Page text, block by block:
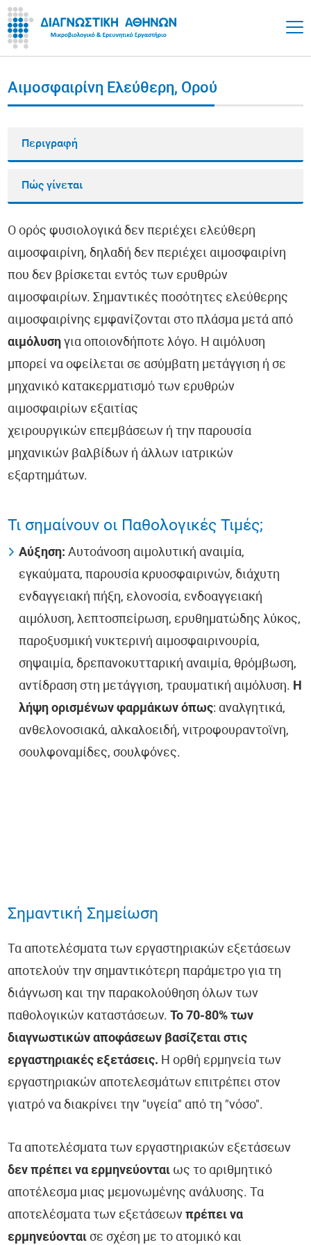
Αιμοσφαιρίνη Ελεύθερη, Ορού
Περιγραφή
Πώς γίνεται
Ο ορός φυσιολογικά δεν περιέχει ελεύθερη
αιμοσφαιρίνη, δηλαδή δεν περιέχει αιμοσφαιρίνη
που δεν βρίσκεται εντός των ερυθρών
αιμοσφαιρίων. Σημαντικές ποσότητες ελεύθερης
αιμοσφαιρίνης εμφανίζονται στο πλάσμα μετά από
αιμόλυσηγια οποιονδήποτε λόγο. Η αιμόλυση
μπορεί να οφείλεται σε ασύμβατη μετάγγιση ή σε
μηχανικό κατακερματισμό των ερυθρών
αιμοσφαιρίων εξαιτίας
χειρουργικών επεμβάσεων ή την παρουσία
μηχανικών βαλβίδων ή άλλων ιατρικών
εξαρτημάτων.
Τι σημαίνουν οι Παθολογικές Τιμές;
Αύξηση:Αυτοάνοση αιμολυτική αναιμία,
εγκαύματα, παρουσία κρυοσφαιρινών, διάχυτη
ενδαγγειακή πήξη, ελονοσία, ενδοαγγειακή
αιμόλυση, λεπτοσπείρωση, ερυθηματώδης λύκος,
παροξυσμική νυκτερινή αιμοσφαιρινουρία,
σηψαιμία, δρεπανοκυτταρική αναιμία, θρόμβωση,
αντίδραση στη μετάγγιση, τραυματική αιμόλυση. Η
λήψη ορισμένων φαρμάκων όπως: αναλγητικά,
ανθελονοσιακά, αλκαλοειδή, νιτροφουραντοϊνη,
σουλφοναμίδες, σουλφόνες.
Σημαντική Σημείωση
Τα αποτελέσματα των εργαστηριακών εξετάσεων
αποτελούν την σημαντικότερη παράμετρο για τη
διάγνωση και την παρακολούθηση όλων των
παθολογικών καταστάσεων.Το 70-80% των
διαγνωστικών αποφάσεων βασίζεται στις
εργαστηριακές εξετάσεις. Η ορθή ερμηνεία των
εργαστηριακών αποτελεσμάτων επιτρέπει στον
γιατρό να διακρίνει την "υγεία" από τη "νόσο".
Τα αποτελέσματα των εργαστηριακών εξετάσεων
δεν πρέπει να ερμηνεύονται ως το αριθμητικό
αποτέλεσμα μιας μεμονωμένης ανάλυσης. Τα
αποτελέσματα των εξετάσεωνπρέπει να
ερμηνεύονταισε σχέση με το ατομικό και